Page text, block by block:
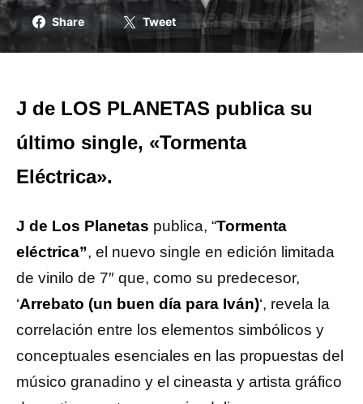
Share Tweet
J de LOS PLANETAS publica su
último single, «Tormenta
Eléctrica».
J de Los Planetas publica, “Tormenta
eléctrica”, el nuevo single en edición limitada
de vinilo de 7″ que, como su predecesor,
‘Arrebato (un buen día para Iván)‘, revela la
correlación entre los elementos simbólicos y
conceptuales esenciales en las propuestas del
músico granadino y el cineasta y artista gráfico